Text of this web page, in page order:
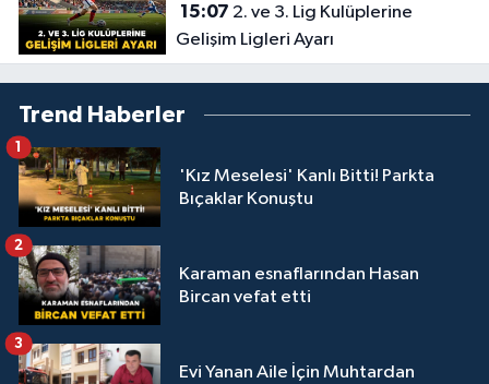
15:07
Gelişim Ligleri Ayarı
Trend Haberler
'Kız Meselesi' Kanlı Bitti! Parkta
Bıçaklar Konuştu
1
Karaman esnaflarından Hasan
Bircan vefat etti
2
Evi Yanan Aile İçin Muhtardan
3